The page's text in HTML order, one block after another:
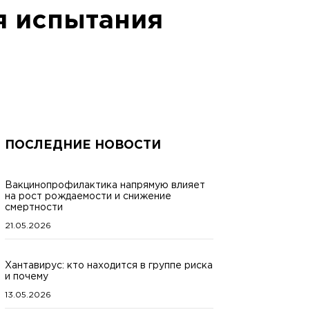
испытания
ПОСЛЕДНИЕ НОВОСТИ
Вакцинопрофилактика напрямую влияет
на рост рождаемости и снижение
смертности
21.05.2026
Хантавирус: кто находится в группе риска
и почему
13.05.2026